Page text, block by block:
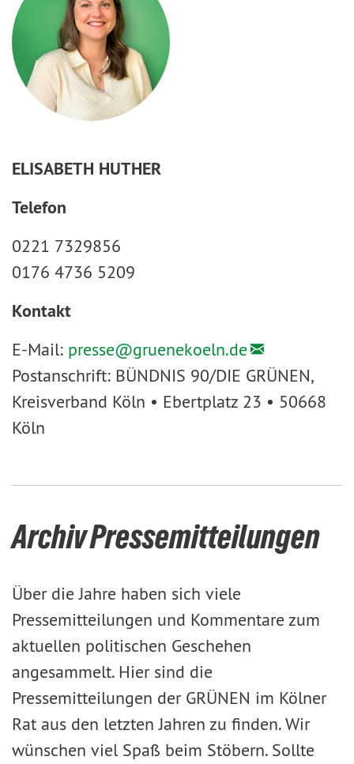
ELISABETH HUTHER
Telefon
0221 7329856
0176 4736 5209
Kontakt
E-Mail: presse@gruenekoeln.de
Postanschrift: BÜNDNIS 90/DIE GRÜNEN,
Kreisverband Köln • Ebertplatz 23 • 50668
Köln
Archiv Pressemitteilungen
Über die Jahre haben sich viele
Pressemitteilungen und Kommentare zum
aktuellen politischen Geschehen
angesammelt. Hier sind die
Pressemitteilungen der GRÜNEN im Kölner
Rat aus den letzten Jahren zu finden. Wir
wünschen viel Spaß beim Stöbern. Sollte